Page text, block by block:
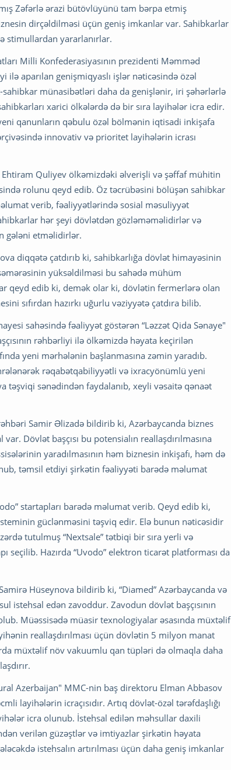
Zəfərlə ərazi bütövlüyünü tam bərpa etmiş
dirçəldilməsi üçün geniş imkanlar var. Sahibkarlar
stimullardan yararlanırlar.
Milli Konfederasiyasının prezidenti Məmməd
aparılan genişmiqyaslı işlər nəticəsində özəl
münasibətləri daha da genişlənir, iri şəhərlərlə
xarici ölkələrdə də bir sıra layihələr icra edir.
qanunların qəbulu özəl bölmənin iqtisadi inkişafa
innovativ və prioritet layihələrin icrası
Quliyev ölkəmizdəki əlverişli və şəffaf mühitin
rolunu qeyd edib. Öz təcrübəsini bölüşən sahibkar
verib, fəaliyyətlərində sosial məsuliyyət
hər şeyi dövlətdən gözləməməlidirlər və
gələni etməlidirlər.
diqqətə çatdırıb ki, sahibkarlığa dövlət himayəsinin
yüksəldilməsi bu sahədə mühüm
qeyd edib ki, demək olar ki, dövlətin fermerlərə olan
sıfırdan hazırkı uğurlu vəziyyətə çatdıra bilib.
sahəsində fəaliyyət göstərən “Ləzzət Qida Sənaye"
rəhbərliyi ilə ölkəmizdə həyata keçirilən
yeni mərhələnin başlanmasına zəmin yaradıb.
rəqabətqabiliyyətli və ixracyönümlü yeni
təşviqi sənədindən faydalanıb, xeyli vəsaitə qənaət
Samir Əlizadə bildirib ki, Azərbaycanda biznes
Dövlət başçısı bu potensialın reallaşdırılmasına
yaradılmasının həm biznesin inkişafı, həm də
təmsil etdiyi şirkətin fəaliyyəti barədə məlumat
startapları barədə məlumat verib. Qeyd edib ki,
güclənməsini təşviq edir. Elə bunun nəticəsidir
tutulmuş “Nextsale” tətbiqi bir sıra yerli və
seçilib. Hazırda “Uvodo” elektron ticarət platforması da
Hüseynova bildirib ki, “Diamed” Azərbaycanda və
istehsal edən zavoddur. Zavodun dövlət başçısının
Müəssisədə müasir texnologiyalar əsasında müxtəlif
reallaşdırılması üçün dövlətin 5 milyon manat
müxtəlif növ vakuumlu qan tüpləri də olmaqla daha
Azerbaijan" MMC-nin baş direktoru Elman Abbasov
layihələrin icraçısıdır. Artıq dövlət-özəl tərəfdaşlığı
icra olunub. İstehsal edilən məhsullar daxili
verilən güzəştlər və imtiyazlar şirkətin həyata
istehsalın artırılması üçün daha geniş imkanlar